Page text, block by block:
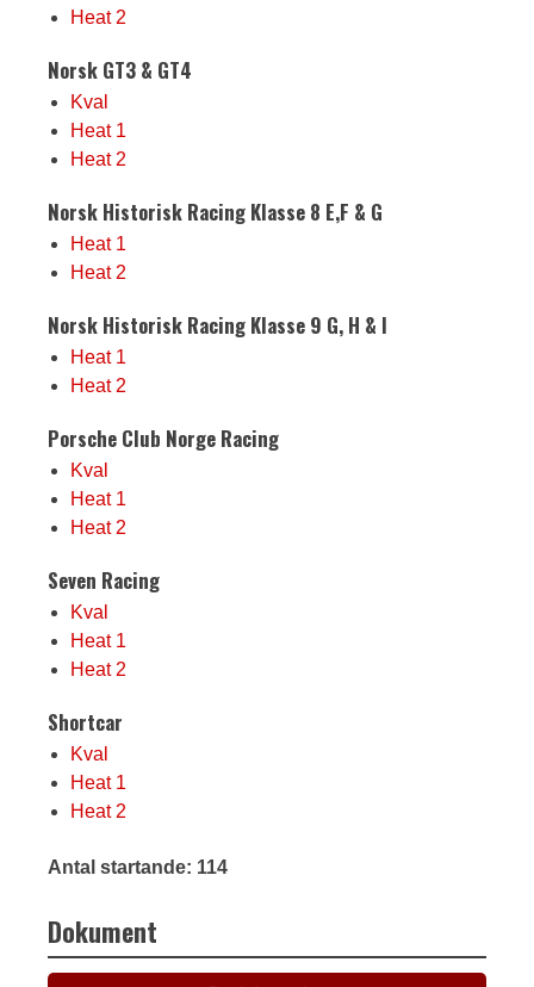
Heat 2
Norsk GT3 & GT4
Kval
Heat 1
Heat 2
Norsk Historisk Racing Klasse 8 E,F & G
Heat 1
Heat 2
Norsk Historisk Racing Klasse 9 G, H & I
Heat 1
Heat 2
Porsche Club Norge Racing
Kval
Heat 1
Heat 2
Seven Racing
Kval
Heat 1
Heat 2
Shortcar
Kval
Heat 1
Heat 2
Antal startande: 114
Dokument